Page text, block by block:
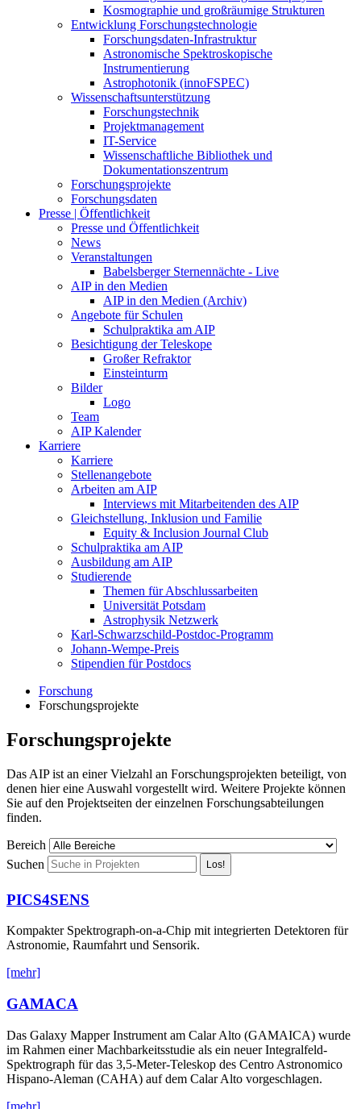
Kosmographie und großräumige Strukturen
Entwicklung Forschungstechnologie
Forschungsdaten-Infrastruktur
Astronomische Spektroskopische
Instrumentierung
Astrophotonik (innoFSPEC)
Wissenschaftsunterstützung
Forschungstechnik
Projektmanagement
IT-Service
Wissenschaftliche Bibliothek und
Dokumentationszentrum
Forschungsprojekte
Forschungsdaten
Presse | Öffentlichkeit
Presse und Öffentlichkeit
News
Veranstaltungen
Babelsberger Sternennächte - Live
AIP in den Medien
AIP in den Medien (Archiv)
Angebote für Schulen
Schulpraktika am AIP
Besichtigung der Teleskope
Großer Refraktor
Einsteinturm
Bilder
Logo
Team
AIP Kalender
Karriere
Karriere
Stellenangebote
Arbeiten am AIP
Interviews mit Mitarbeitenden des AIP
Gleichstellung, Inklusion und Familie
Equity & Inclusion Journal Club
Schulpraktika am AIP
Ausbildung am AIP
Studierende
Themen für Abschlussarbeiten
Universität Potsdam
Astrophysik Netzwerk
Karl-Schwarzschild-Postdoc-Programm
Johann-Wempe-Preis
Stipendien für Postdocs
Forschung
Forschungsprojekte
Forschungsprojekte
Das AIP ist an einer Vielzahl an Forschungsprojekten beteiligt, von
denen hier eine Auswahl vorgestellt wird. Weitere Projekte können
Sie auf den Projektseiten der einzelnen Forschungsabteilungen
finden.
Bereich
Suchen
Los!
PICS4SENS
Kompakter Spektrograph-on-a-Chip mit integrierten Detektoren für
Astronomie, Raumfahrt und Sensorik.
[mehr]
GAMACA
Das Galaxy Mapper Instrument am Calar Alto (GAMAICA) wurde
im Rahmen einer Machbarkeitsstudie als ein neuer Integralfeld-
Spektrograph für das 3,5-Meter-Teleskop des Centro Astronomico
Hispano-Aleman (CAHA) auf dem Calar Alto vorgeschlagen.
[mehr]